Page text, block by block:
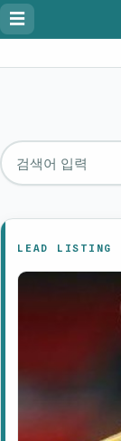
☰
게시글 검색
LEAD LISTING